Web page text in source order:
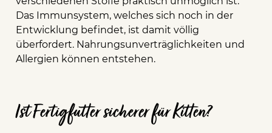
Das Immunsystem, welches sich noch in der
Entwicklung befindet, ist damit völlig
überfordert. Nahrungsunverträglichkeiten und
Allergien können entstehen.
Ist Fertigfutter sicherer für Kitten?